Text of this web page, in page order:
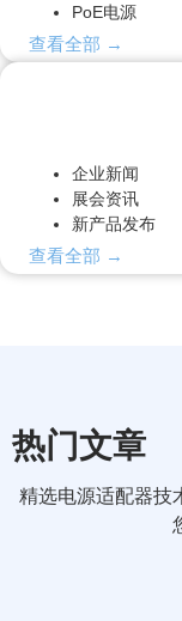
PoE电源
查看全部 →
企业新闻
展会资讯
新产品发布
查看全部 →
热门文章
精选电源适配器技